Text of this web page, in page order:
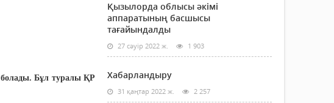
болады. Бұл туралы ҚР
Қызылорда облысы әкімі
аппаратының басшысы
тағайындалды
27 сәуір 2022 ж. 1 903
Хабарландыру
31 қаңтар 2022 ж. 2 257